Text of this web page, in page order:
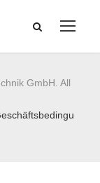
GmbH. All